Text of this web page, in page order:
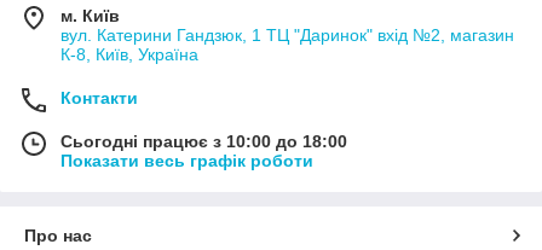
м. Київ
вул. Катерини Гандзюк, 1 ТЦ "Даринок" вхід №2, магазин
К-8, Київ, Україна
Контакти
Сьогодні працює з 10:00 до 18:00
Показати весь графік роботи
Про нас